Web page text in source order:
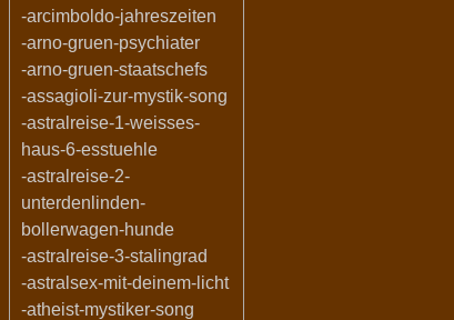
-arcimboldo-jahreszeiten
-arno-gruen-psychiater
-arno-gruen-staatschefs
-assagioli-zur-mystik-song
-astralreise-1-weisses-
haus-6-esstuehle
-astralreise-2-
unterdenlinden-
bollerwagen-hunde
-astralreise-3-stalingrad
-astralsex-mit-deinem-licht
-atheist-mystiker-song